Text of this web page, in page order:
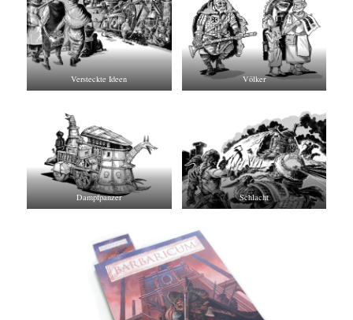
Versteckte Ideen Völker
Dampfpanzer Schlacht